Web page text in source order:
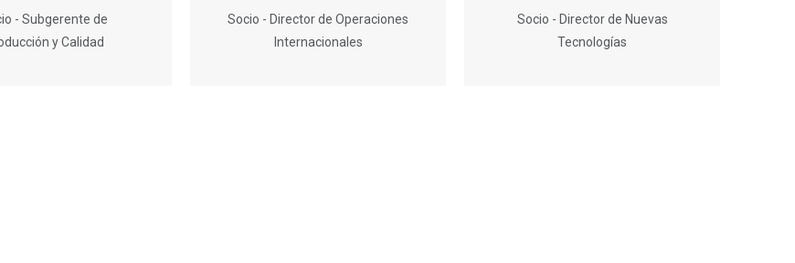
- Subgerente de
y Calidad
Socio - Director de Operaciones
Internacionales
Socio - Director de Nuevas
Tecnologías